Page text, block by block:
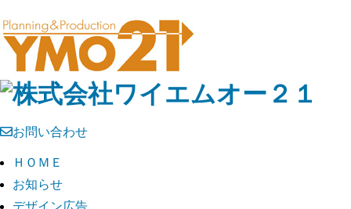
お問い合わせ
ＨＯＭＥ
お知らせ
デザイン広告